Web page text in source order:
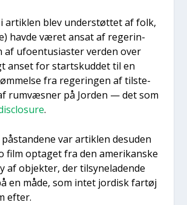
artik­len blev under­støt­tet af folk,
hav­de været ansat af rege­rin­
af ufo­en­tu­si­a­ster ver­den over
anset for start­skud­det til en
fra rege­rin­gen af til­ste­
rumvæs­ner på Jor­den — det som
.
var artik­len des­u­den
film opta­get fra den ame­ri­kan­ske
af objek­ter, der til­sy­ne­la­den­de
en måde, som intet jor­disk far­tøj
efter.